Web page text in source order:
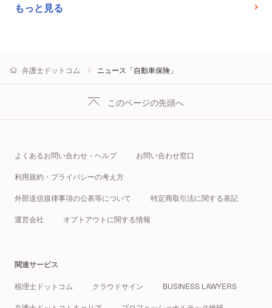
もっと見る
弁護士ドットコム ニュース「自動車保険」
このページの先頭へ
よくあるお問い合わせ・ヘルプ お問い合わせ窓口
利用規約・プライバシーの考え方
外部送信規律事項の公表等について 特定商取引法に関する表記
運営会社 オプトアウトに関する情報
関連サービス
税理士ドットコム クラウドサイン BUSINESS LAWYERS